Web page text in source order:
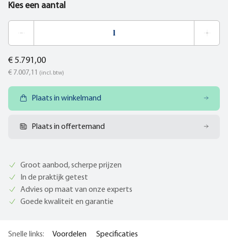
Kies een aantal
€ 5.791,00
€ 7.007,11 (incl. btw)
Plaats in winkelmand
Plaats in offertemand
Groot aanbod, scherpe prijzen
In de praktijk getest
Advies op maat van onze experts
Goede kwaliteit en garantie
Snelle links: Voordelen Specificaties